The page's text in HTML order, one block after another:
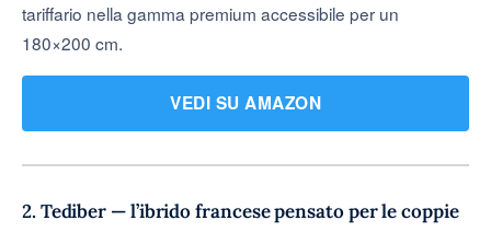
tariffario nella gamma premium accessibile per un
180×200 cm.
VEDI SU AMAZON
2. Tediber — l’ibrido francese pensato per le coppie